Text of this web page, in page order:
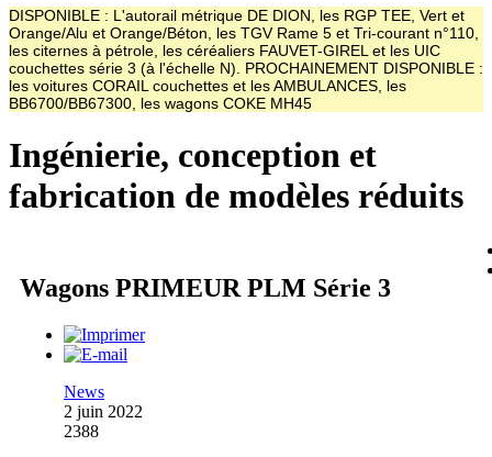
DISPONIBLE : L'autorail métrique DE DION, les RGP TEE, Vert et
Orange/Alu et Orange/Béton, les TGV Rame 5 et Tri-courant n°110,
les citernes à pétrole, les céréaliers FAUVET-GIREL et les UIC
couchettes série 3 (à l'échelle N). PROCHAINEMENT DISPONIBLE :
les voitures CORAIL couchettes et les AMBULANCES, les
BB6700/BB67300, les wagons COKE MH45
Ingénierie, conception et
fabrication de modèles réduits
Wagons PRIMEUR PLM Série 3
News
2 juin 2022
2388